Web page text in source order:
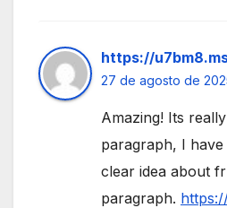
https://
27 de agosto de
Amazing! Its
paragraph, I
clear idea about
paragraph.